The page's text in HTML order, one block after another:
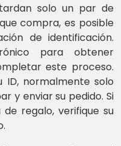
solo un par de
compra, es posible
de identificación.
para obtener
este proceso.
ID, normalmente solo
y enviar su pedido. Si
regalo, verifique su